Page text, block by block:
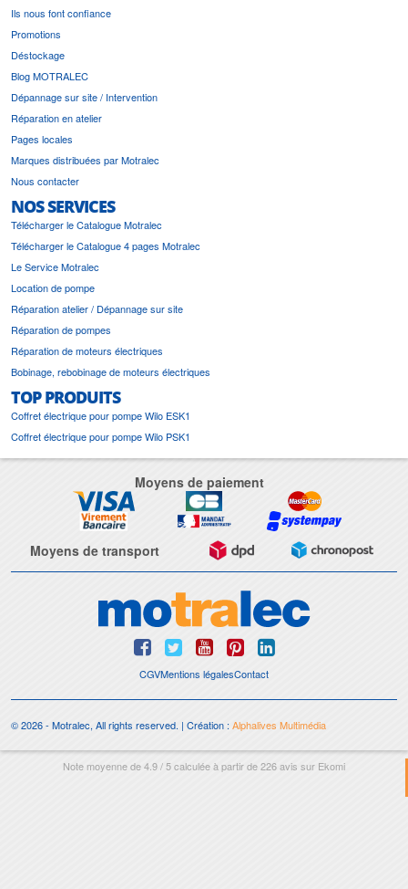
Ils nous font confiance
Promotions
Déstockage
Blog MOTRALEC
Dépannage sur site / Intervention
Réparation en atelier
Pages locales
Marques distribuées par Motralec
Nous contacter
NOS SERVICES
Télécharger le Catalogue Motralec
Télécharger le Catalogue 4 pages Motralec
Le Service Motralec
Location de pompe
Réparation atelier / Dépannage sur site
Réparation de pompes
Réparation de moteurs électriques
Bobinage, rebobinage de moteurs électriques
TOP PRODUITS
Coffret électrique pour pompe Wilo ESK1
Coffret électrique pour pompe Wilo PSK1
Moyens de paiement
Moyens de transport
CGVMentions légalesContact
© 2026 - Motralec, All rights reserved. | Création :Alphalives Multimédia
Note moyenne de4.9/5calculée à partir de226avis sur Ekomi